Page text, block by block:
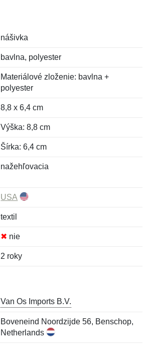
nášivka
bavlna, polyester
Materiálové zloženie: bavlna +
polyester
8,8 x 6,4 cm
Výška: 8,8 cm
Šírka: 6,4 cm
nažehľovacia
USA
textil
✖ nie
2 roky
Van Os Imports B.V.
Boveneind Noordzijde 56, Benschop,
Netherlands